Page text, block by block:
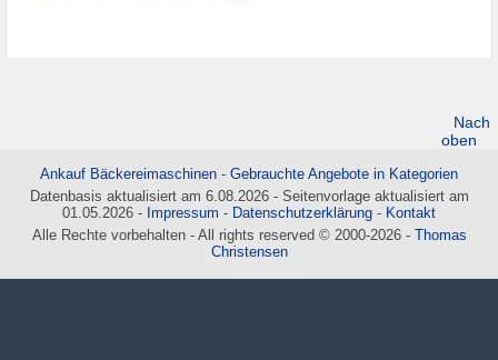
Nach
oben
Ankauf Bäckereimaschinen - Gebrauchte Angebote in Kategorien
Datenbasis aktualisiert am 6.08.2026 - Seitenvorlage aktualisiert am
01.05.2026 - Impressum - Datenschutzerklärung - Kontakt
Alle Rechte vorbehalten - All rights reserved © 2000-2026 - Thomas
Christensen